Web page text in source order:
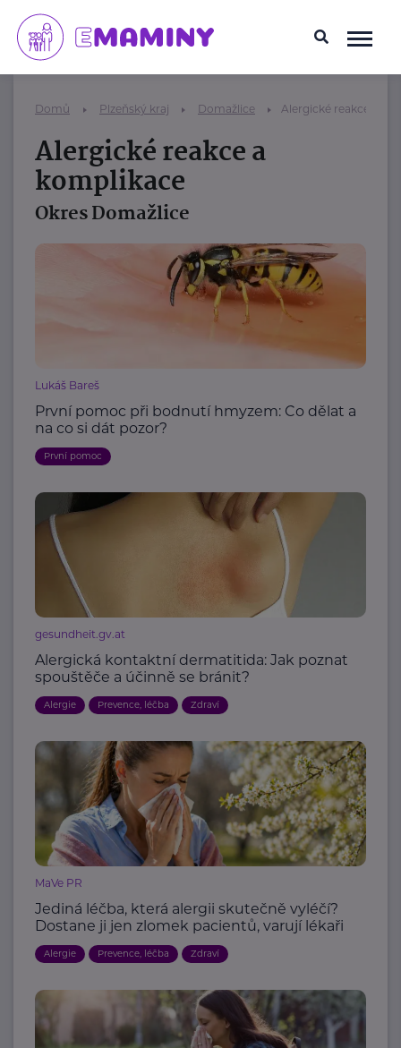
Domů Plzeňský kraj Domažlice Alergické reakce a
Alergické reakce a
komplikace
Okres Domažlice
Lukáš Bareš
První pomoc při bodnutí hmyzem: Co dělat a
na co si dát pozor?
První pomoc
gesundheit.gv.at
Alergická kontaktní dermatitida: Jak poznat
spouštěče a účinně se bránit?
Alergie Prevence, léčba Zdraví
MaVe PR
Jediná léčba, která alergii skutečně vyléčí?
Dostane ji jen zlomek pacientů, varují lékaři
Alergie Prevence, léčba Zdraví